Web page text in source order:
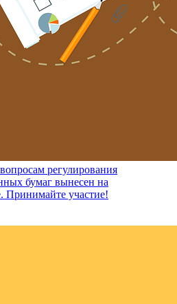
регулирования
бумаг вынесен на
Принимайте участие!